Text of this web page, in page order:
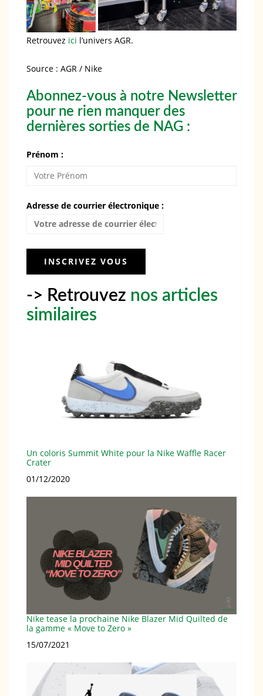
Retrouvez ici l’univers AGR.
Source : AGR / Nike
Abonnez-vous à notre Newsletter
pour ne rien manquer des
dernières sorties de NAG :
Prénom :
Adresse de courrier électronique :
-> Retrouvez nos articles
similaires
Un coloris Summit White pour la Nike Waffle Racer
Crater
Date
01/12/2020
Nike tease la prochaine Nike Blazer Mid Quilted de
la gamme « Move to Zero »
Date
15/07/2021